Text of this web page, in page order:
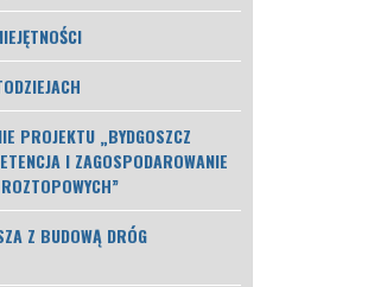
PROJEKTU „BYDGOSZCZ
I ZAGOSPODAROWANIE
Z BUDOWĄ DRÓG